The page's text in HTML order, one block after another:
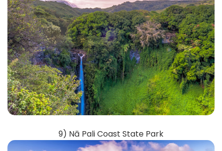
9) Nā Pali Coast State Park